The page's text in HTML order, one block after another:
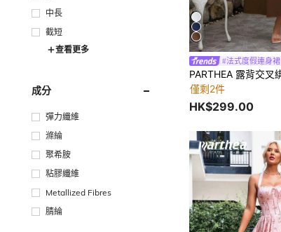
中長
截短
查看更多
成分
彈力纖維
滌綸
聚希胺
粘膠纖維
Metallized Fibres
腈綸
#法式度假連身裙
僅剩2件
HK$299.00